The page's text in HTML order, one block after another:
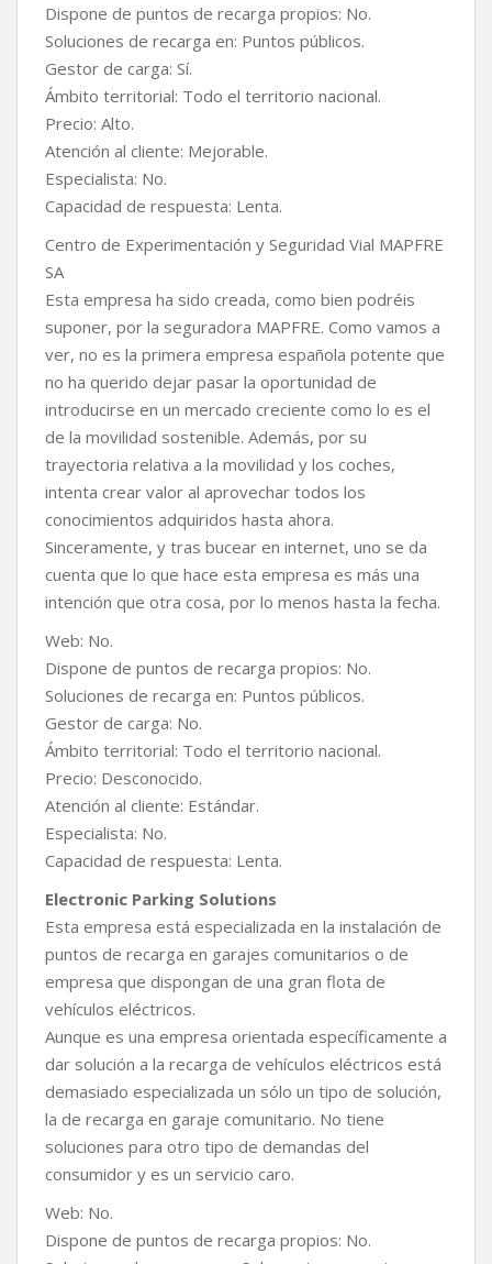
Dispone de puntos de recarga propios: No.
Soluciones de recarga en: Puntos públicos.
Gestor de carga: Sí.
Ámbito territorial: Todo el territorio nacional.
Precio: Alto.
Atención al cliente: Mejorable.
Especialista: No.
Capacidad de respuesta: Lenta.
Centro de Experimentación y Seguridad Vial MAPFRE
SA
Esta empresa ha sido creada, como bien podréis
suponer, por la seguradora MAPFRE. Como vamos a
ver, no es la primera empresa española potente que
no ha querido dejar pasar la oportunidad de
introducirse en un mercado creciente como lo es el
de la movilidad sostenible. Además, por su
trayectoria relativa a la movilidad y los coches,
intenta crear valor al aprovechar todos los
conocimientos adquiridos hasta ahora.
Sinceramente, y tras bucear en internet, uno se da
cuenta que lo que hace esta empresa es más una
intención que otra cosa, por lo menos hasta la fecha.
Web: No.
Dispone de puntos de recarga propios: No.
Soluciones de recarga en: Puntos públicos.
Gestor de carga: No.
Ámbito territorial: Todo el territorio nacional.
Precio: Desconocido.
Atención al cliente: Estándar.
Especialista: No.
Capacidad de respuesta: Lenta.
Electronic Parking Solutions
Esta empresa está especializada en la instalación de
puntos de recarga en garajes comunitarios o de
empresa que dispongan de una gran flota de
vehículos eléctricos.
Aunque es una empresa orientada específicamente a
dar solución a la recarga de vehículos eléctricos está
demasiado especializada un sólo un tipo de solución,
la de recarga en garaje comunitario. No tiene
soluciones para otro tipo de demandas del
consumidor y es un servicio caro.
Web: No.
Dispone de puntos de recarga propios: No.